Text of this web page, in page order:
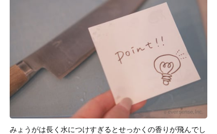
みょうがは長く水につけすぎるとせっかくの香りが飛んでし